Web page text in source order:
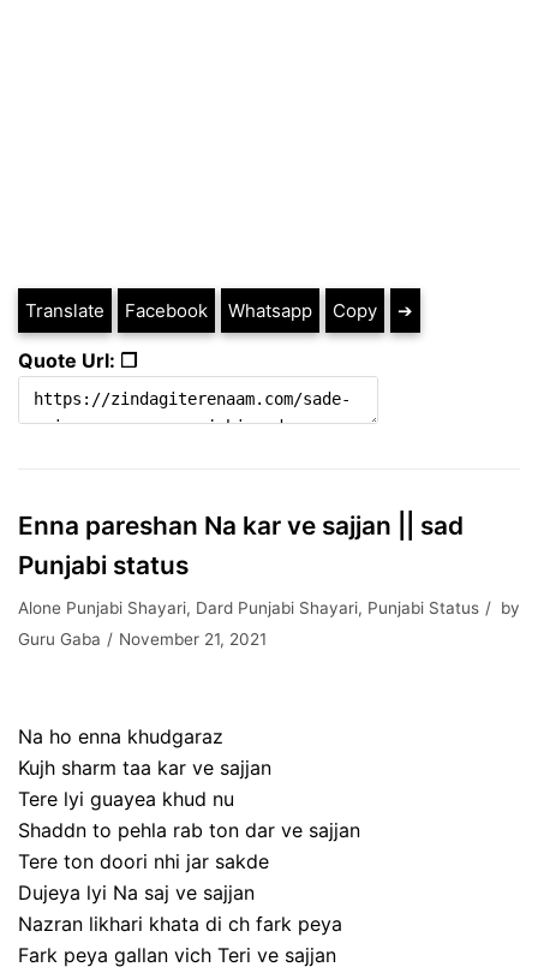
Translate Facebook Whatsapp Copy ➔
Quote Url: ❐
Enna pareshan Na kar ve sajjan || sad
Punjabi status
Alone Punjabi Shayari, Dard Punjabi Shayari, Punjabi Status
by
Guru Gaba
November 21, 2021
Na ho enna khudgaraz
Kujh sharm taa kar ve sajjan
Tere lyi guayea khud nu
Shaddn to pehla rab ton dar ve sajjan
Tere ton doori nhi jar sakde
Dujeya lyi Na saj ve sajjan
Nazran likhari khata di ch fark peya
Fark peya gallan vich Teri ve sajjan